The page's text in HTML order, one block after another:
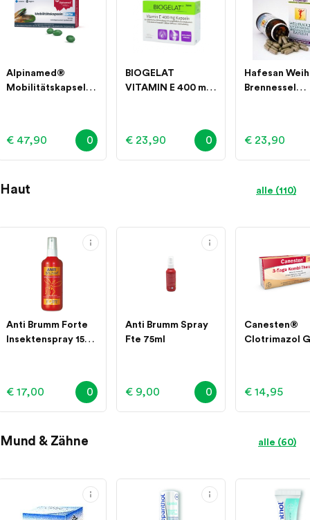
Alpinamed®
Mobilitätskapseln
€ 47,90 0
BIOGELAT
VITAMIN E 400 mg
€ 23,90 0
Hafesan
Brennessel
€ 23,90
Haut alle (110)
Anti Brumm Forte
Insektenspray 150
€ 17,00 0
Anti Brumm Spray
Fte 75ml
€ 9,00 0
Canesten®
Clotrimazol
€ 14,95
Mund & Zähne alle (60)